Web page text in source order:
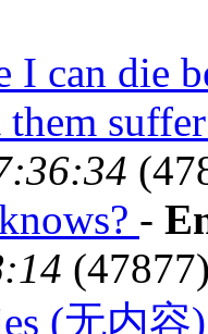
I can die
them
-
(无内容)